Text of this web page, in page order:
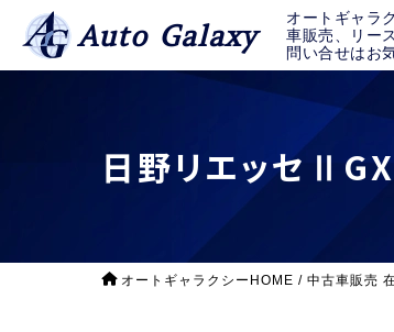
Auto Galaxy
オートギャラ
車販売、リー
問い合せはお
日野リエッセ
オートギャラクシーHOME / 中古車販売